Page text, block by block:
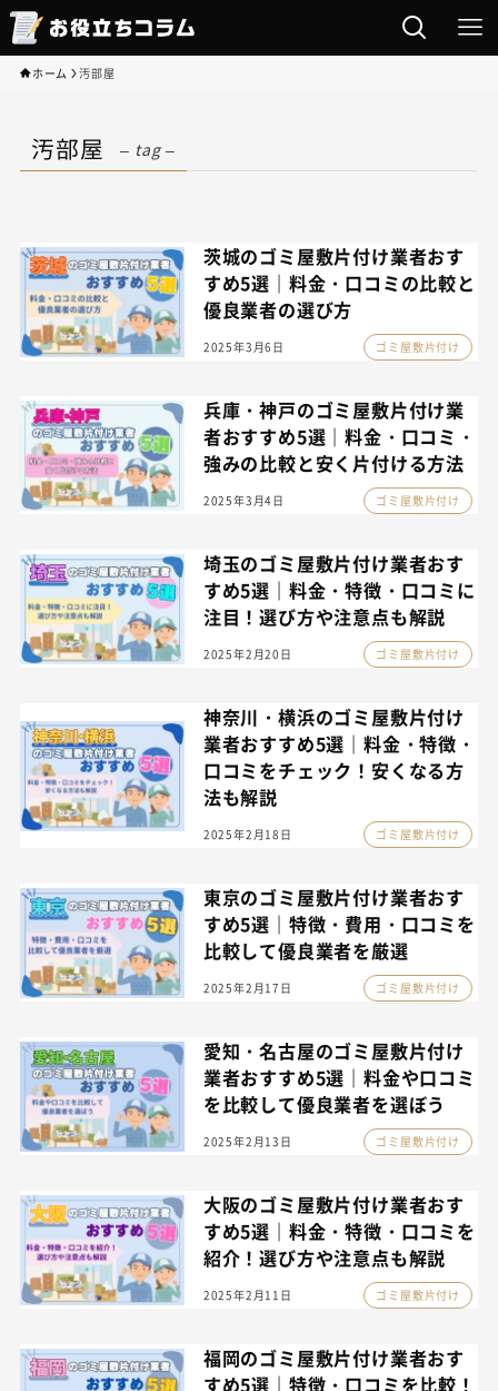
ホーム 汚部屋
汚部屋 – tag –
茨城のゴミ屋敷片付け業者おす
すめ5選｜料金・口コミの比較と
優良業者の選び方
2025年3月6日 ゴミ屋敷片付け
兵庫・神戸のゴミ屋敷片付け業
者おすすめ5選｜料金・口コミ・
強みの比較と安く片付ける方法
2025年3月4日 ゴミ屋敷片付け
埼玉のゴミ屋敷片付け業者おす
すめ5選｜料金・特徴・口コミに
注目！選び方や注意点も解説
2025年2月20日 ゴミ屋敷片付け
神奈川・横浜のゴミ屋敷片付け
業者おすすめ5選｜料金・特徴・
口コミをチェック！安くなる方
法も解説
2025年2月18日 ゴミ屋敷片付け
東京のゴミ屋敷片付け業者おす
すめ5選｜特徴・費用・口コミを
比較して優良業者を厳選
2025年2月17日 ゴミ屋敷片付け
愛知・名古屋のゴミ屋敷片付け
業者おすすめ5選｜料金や口コミ
を比較して優良業者を選ぼう
2025年2月13日 ゴミ屋敷片付け
大阪のゴミ屋敷片付け業者おす
すめ5選｜料金・特徴・口コミを
紹介！選び方や注意点も解説
2025年2月11日 ゴミ屋敷片付け
福岡のゴミ屋敷片付け業者おす
すめ5選｜特徴・口コミを比較！